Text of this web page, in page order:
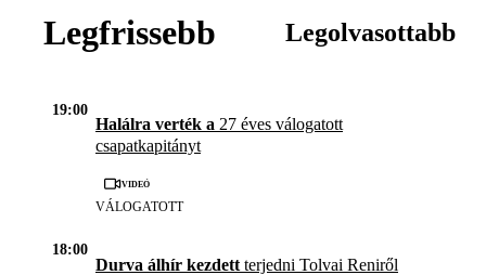
Legfrissebb Legolvasottabb
19:00
Halálra verték a 27 éves válogatott
csapatkapitányt
Videó
VÁLOGATOTT
18:00
Durva álhír kezdett terjedni Tolvai Reniről